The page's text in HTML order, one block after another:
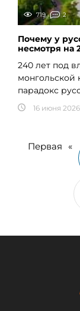
719 2
Почему у
несмотря на
240 лет под
монгольской
парадокс
16 июня 2026
Первая
«